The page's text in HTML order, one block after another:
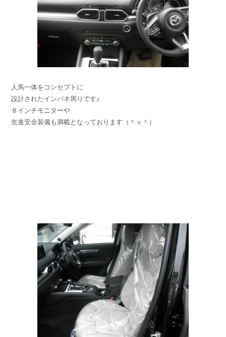
人馬一体をコンセプトに
設計されたインパネ周りです♪
８インチモニターや
先進安全装備も満載となっております（＾ｖ＾）